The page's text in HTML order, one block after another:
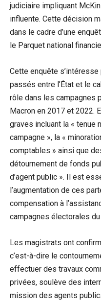
judiciaire impliquant
influente. Cette décision
dans le cadre d’une
le Parquet national
Cette enquête
passés entre l’État et le
rôle dans les campagnes
Macron en 2017 et 2022.
graves incluant la « tenue
campagne », la «
comptables » ainsi que
détournement de fonds
d’agent public ». Il est
l’augmentation de ces
compensation à
campagnes électorales
Les magistrats ont
c’est-à-dire le
effectuer des travaux
privées, soulève des
mission des agents